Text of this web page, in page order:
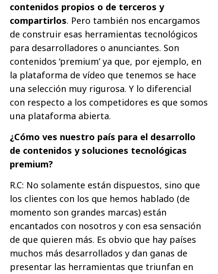
contenidos propios o de terceros y
compartirlos. Pero también nos encargamos
de construir esas herramientas tecnológicos
para desarrolladores o anunciantes. Son
contenidos ‘premium’ ya que, por ejemplo, en
la plataforma de vídeo que tenemos se hace
una selección muy rigurosa. Y lo diferencial
con respecto a los competidores es que somos
una plataforma abierta.
¿Cómo ves nuestro país para el desarrollo
de contenidos y soluciones tecnológicas
premium?
R.C: No solamente están dispuestos, sino que
los clientes con los que hemos hablado (de
momento son grandes marcas) están
encantados con nosotros y con esa sensación
de que quieren más. Es obvio que hay países
muchos más desarrollados y dan ganas de
presentar las herramientas que triunfan en